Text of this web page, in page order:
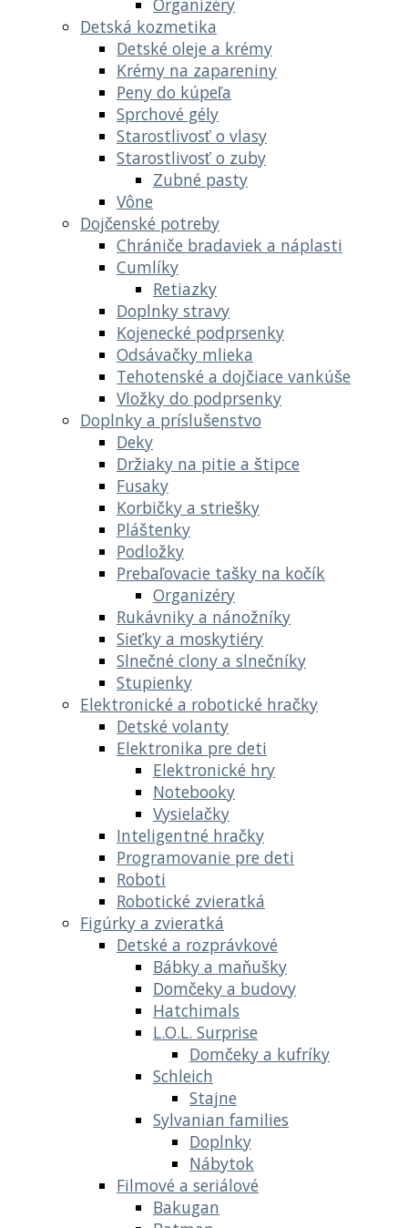
Organizéry
Detská kozmetika
Detské oleje a krémy
Krémy na zapareniny
Peny do kúpeľa
Sprchové gély
Starostlivosť o vlasy
Starostlivosť o zuby
Zubné pasty
Vône
Dojčenské potreby
Chrániče bradaviek a náplasti
Cumlíky
Retiazky
Doplnky stravy
Kojenecké podprsenky
Odsávačky mlieka
Tehotenské a dojčiace vankúše
Vložky do podprsenky
Doplnky a príslušenstvo
Deky
Držiaky na pitie a štipce
Fusaky
Korbičky a striešky
Pláštenky
Podložky
Prebaľovacie tašky na kočík
Organizéry
Rukávniky a nánožníky
Sieťky a moskytiéry
Slnečné clony a slnečníky
Stupienky
Elektronické a robotické hračky
Detské volanty
Elektronika pre deti
Elektronické hry
Notebooky
Vysielačky
Inteligentné hračky
Programovanie pre deti
Roboti
Robotické zvieratká
Figúrky a zvieratká
Detské a rozprávkové
Bábky a maňušky
Domčeky a budovy
Hatchimals
L.O.L. Surprise
Domčeky a kufríky
Schleich
Stajne
Sylvanian families
Doplnky
Nábytok
Filmové a seriálové
Bakugan